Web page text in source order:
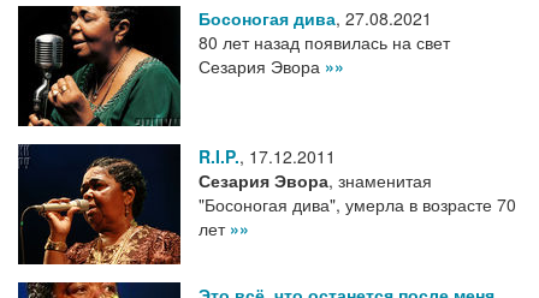
Босоногая дива, 27.08.2021
80 лет назад появилась на свет
Сезария Эвора »»
R.I.P., 17.12.2011
Сезария Эвора, знаменитая
"Босоногая дива", умерла в возрасте 70
лет »»